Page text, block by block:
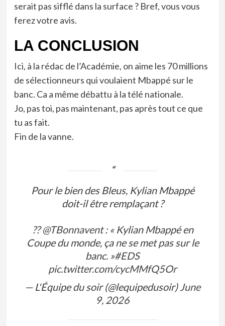
serait pas sifflé dans la surface ? Bref, vous vous
ferez votre avis.
LA CONCLUSION
Ici, à la rédac de l’Académie, on aime les 70 millions
de sélectionneurs qui voulaient Mbappé sur le
banc. Ca a même débattu à la télé nationale.
Jo, pas toi, pas maintenant, pas après tout ce que
tu as fait.
Fin de la vanne.
Pour le bien des Bleus, Kylian Mbappé
doit-il être remplaçant ?
??@TBonnavent: « Kylian Mbappé en
Coupe du monde, ça ne se met pas sur le
banc. »#EDS
pic.twitter.com/cycMMfQ5Or
— L'Équipe du soir (@lequipedusoir)June
9, 2026